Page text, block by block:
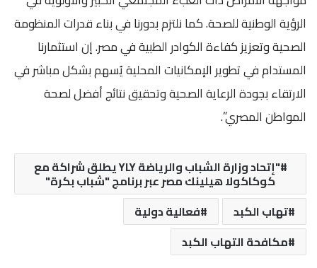
الرؤية الوطنية للصحة. كما نلتزم بدورنا في بناء قدرات المنظومة
الصحية وتعزيز كفاءة الكوادر الطبية في مصر. إن استثمارنا
المستدام في تطوير الإمكانيات المحلية يُسهم بشكل مباشر في
الارتقاء بجودة الرعاية الصحية وتحقيق نتائج أفضل لصحة
المواطن المصري”.
"إتحاد وزارة الشباب والرياضة YLY يطلق شراكة مع
كوكاكولا هيلينك مصر عبر برنامج "شباب بكرة"
تهاب الكبد
فعالية دولية
مكافحة التهاب الكبد